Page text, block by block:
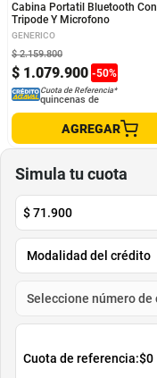
Cabina Portatil Bluetooth Con
Tripode Y Microfono
GENERICO
$ 1.079.900 -50%
$ 2.159.800
Cuota de Referencia*
quincenas de
AGREGAR
Simula tu cuota
$71.900
Cuota de referencia:$0